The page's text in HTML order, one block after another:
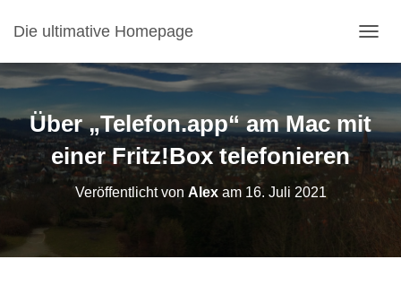
Die ultimative Homepage
Über „Telefon.app“ am Mac mit
einer Fritz!Box telefonieren
Veröffentlicht von Alexam 16. Juli 2021